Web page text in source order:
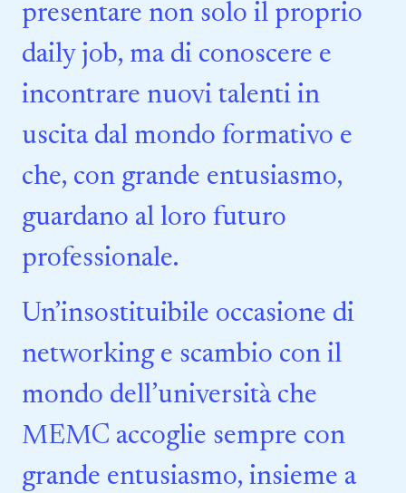
presentare non solo il proprio
daily job, ma di conoscere e
incontrare nuovi talenti in
uscita dal mondo formativo e
che, con grande entusiasmo,
guardano al loro futuro
professionale.
Un’insostituibile occasione di
networking e scambio con il
mondo dell’università che
MEMC accoglie sempre con
grande entusiasmo, insieme a